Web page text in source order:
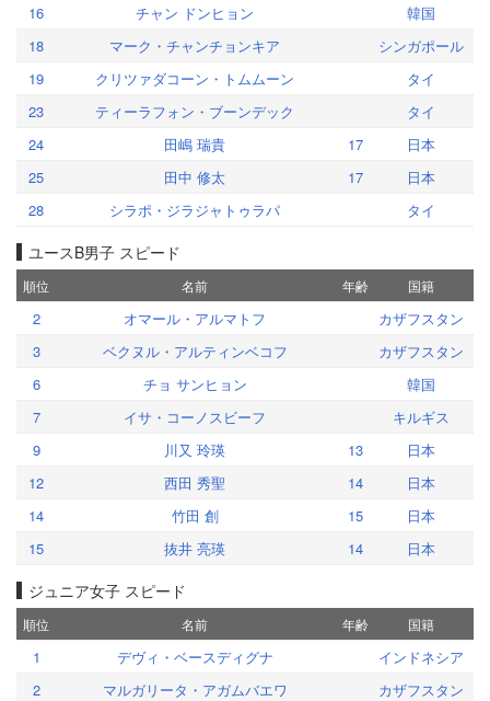
16
チャン ドンヒョン
韓国
18
マーク・チャンチョンキア
シンガポール
19
クリツァダコーン・トムムーン
タイ
23
ティーラフォン・ブーンデック
タイ
24
田嶋 瑞貴 17
日本
25
田中 修太 17
日本
28
シラポ・ジラジャトゥラパ タイ
ユースB男子 スピード
順位 名前 年齢 国籍
2 オマール・アルマトフ
カザフスタン
3
ベクヌル・アルティンベコフ
カザフスタン
6
チョ サンヒョン
韓国
7
イサ・コーノスビーフ
キルギス
9
川又 玲瑛 13
日本
12
西田 秀聖 14
日本
14
竹田 創 15
日本
15
抜井 亮瑛 14 日本
ジュニア女子 スピード
順位 名前 年齢 国籍
1 デヴィ・ベースディグナ
インドネシア
2
マルガリータ・アガムバエワ
カザフスタン